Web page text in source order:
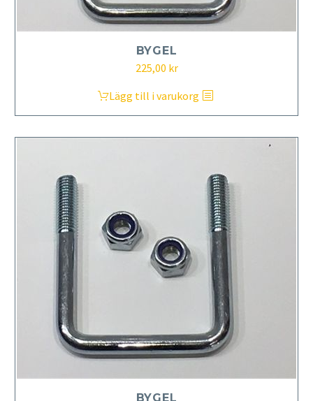
BYGEL
225,00 kr
Lägg till i varukorg
BYGEL